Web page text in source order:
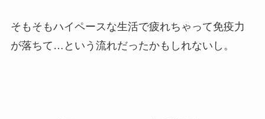
そもそもハイペースな生活で疲れちゃって免疫力
が落ちて…という流れだったかもしれないし。